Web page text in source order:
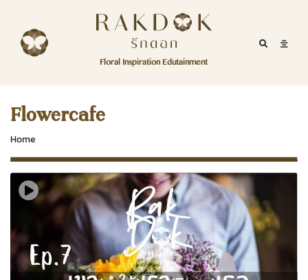
RakDok (รักดอก)
Floral Inspiration Edutainment
Mobile
RakDok
Menu
MAGAZINE
EDUTAINMENT
RAKDOK
MARKET
ABOUT
CONTACT
Flowercafe
Home